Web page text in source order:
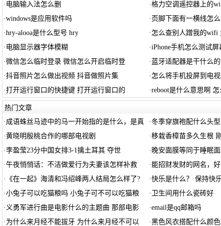
· 电脑输入法怎么删 ·格力空调遥控器上的
·windows是应用软件吗 · 页脚下面有一横线怎
·hry-alooa是什么型号 hry · 怎么查别人蹭我的wifi
· 电脑显示器字体模糊 ·iPhone手机怎么测试
·微信怎么临时登录 微信怎么开启临时登 · 蓝牙适配器是干什么的
·抖音照片怎么做出视频 抖音做照片集 · 怎么将手机投屏到电
·打开运行窗口的快捷键 打开运行窗口的 ·reboot是什么意思啊
热门文章
· 成语蛛丝马迹中的马一开始指的是什么，是真 ·冬季穿旗袍配什么头
·黄晓明殷桃合作的哪部电视剧 ·移栽香樟苗多久生根
·李盈莹23分中国女排3-1擒土耳其 夺世 · 晚安面膜等同于睡眠
·午夜悄悄话：不洁做爱行为夫妻该怎样补救 · 能招财发财的网名，
· 《在一起》海清和冯绍峰两人结局怎么样了? ·快乐是什么？ 保持快
·小兔子可以吃猫粮吗 小兔子可不可以吃猫粮 · 卫生间用什么瓷砖好
· 义勇军进行曲是电影什么的主题曲 那部电影 ·email是qq邮箱吗
· 为什么来月经不能拔牙 为什么来月经不可以 ·黑色风衣搭配什么颜